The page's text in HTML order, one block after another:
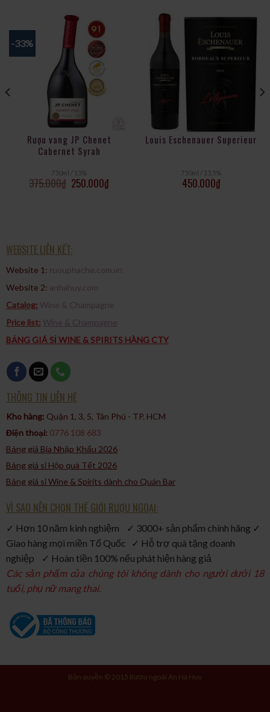
-33%
Rượu vang JP Chenet
Cabernet Syrah
750ml / 13%
375.000₫ 250.000₫
Louis Eschenauer Superieur
750ml / 13,5%
450.000₫
WEBSITE LIÊN KẾT:
Website 1: ruouphache.com.vn
Website 2: anhahuy.com
Catalog: Wine & Champagne
Price list: Wine & Champagne
BẢNG GIÁ SỈ WINE & SPIRITS HÀNG CTY
THÔNG TIN LIÊN HỆ
Kho hàng: Quận 1, 3, 5, Tân Phú - TP. HCM​
Điện thoại: 0776 108 683
Bảng giá Bia Nhập Khẩu 2026
Bảng giá sỉ Hộp quà Tết 2026
Bảng giá sỉ Wine & Spirits dành cho Quán Bar
VÌ SAO NÊN CHỌN THẾ GIỚI RƯỢU NGOẠI:
✓ Hơn 10 năm kinh nghiệm ✓ 3000+ sản phẩm chính hãng ✓
Giao hàng mọi miền Tổ Quốc ✓ Hỗ trợ quà tặng doanh
nghiệp ✓ Hoàn tiền 100% nếu phát hiện hàng giả
Các sản phẩm của chúng tôi không dành cho người dưới 18
tuổi, phụ nữ mang thai.
Bản quyền © 2015 Rượu ngoại An Hà Huy